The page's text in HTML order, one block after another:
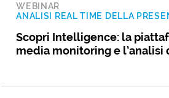
WEBINAR
ANALISI REAL TIME DELLA
Scopri Intelligence: la
media monitoring e